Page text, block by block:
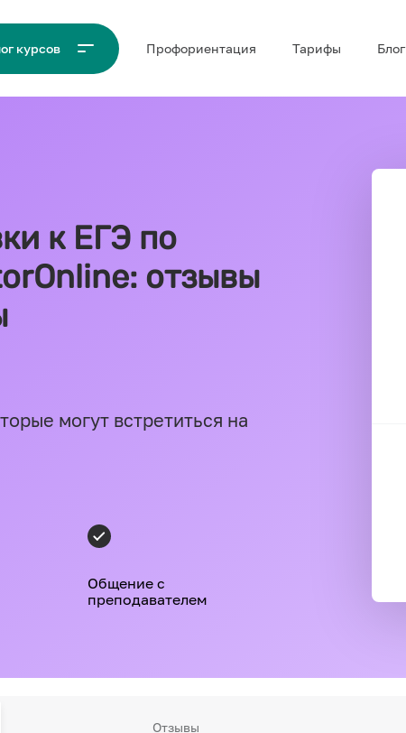
курсов Проф‌ориентация Тарифы Блог
к ЕГЭ по
отзывы
могут встретиться на
Общение с
преподавателем
Отзывы